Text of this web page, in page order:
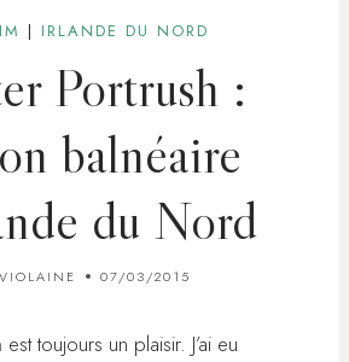
| IRLANDE DU NORD
Portrush :
balnéaire
du Nord
VIOLAINE 07/03/2015
est toujours un plaisir. J’ai eu